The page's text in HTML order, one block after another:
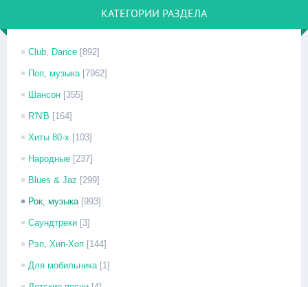
КАТЕГОРИИ РАЗДЕЛА
Club, Dance [892]
Поп, музыка [7962]
Шансон [355]
R'N'B [164]
Хиты 80-х [103]
Народные [237]
Blues & Jaz [299]
Рок, музыка [993]
Саундтреки [3]
Рэп, Хип-Хоп [144]
Для мобильника [1]